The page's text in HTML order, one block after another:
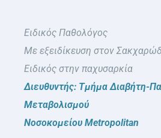
Ειδικός Παθολόγος
Με εξειδίκευση στον
Ειδικός στην παχυσαρκία
Διευθυντής: Τμήμα Διαβήτη-
Μεταβολισμού
Νοσοκομείου Metropolitan